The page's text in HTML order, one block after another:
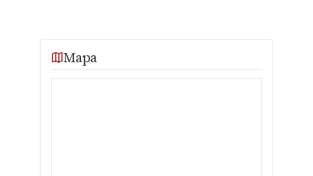
Mapa